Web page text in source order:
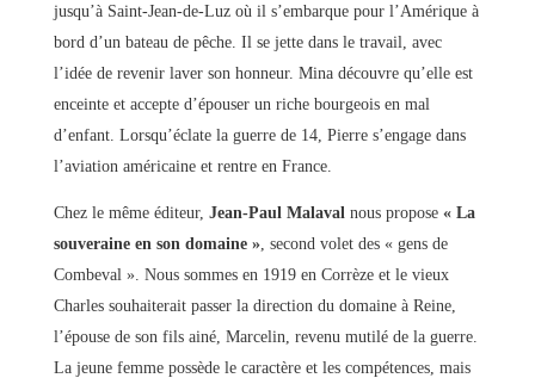
jusqu’à Saint-Jean-de-Luz où il s’embarque pour l’Amérique à
bord d’un bateau de pêche. Il se jette dans le travail, avec
l’idée de revenir laver son honneur. Mina découvre qu’elle est
enceinte et accepte d’épouser un riche bourgeois en mal
d’enfant. Lorsqu’éclate la guerre de 14, Pierre s’engage dans
l’aviation américaine et rentre en France.
Chez le même éditeur, Jean-Paul Malaval nous propose « La
souveraine en son domaine », second volet des « gens de
Combeval ». Nous sommes en 1919 en Corrèze et le vieux
Charles souhaiterait passer la direction du domaine à Reine,
l’épouse de son fils ainé, Marcelin, revenu mutilé de la guerre.
La jeune femme possède le caractère et les compétences, mais